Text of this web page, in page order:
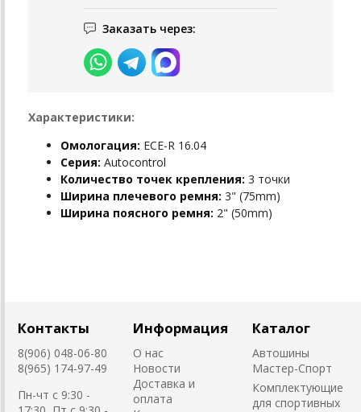
Заказать через:
Характеристики:
Омологация: ECE-R 16.04
Серия: Autocontrol
Количество точек крепления: 3 точки
Ширина плечевого ремня: 3" (75mm)
Ширина поясного ремня: 2" (50mm)
Контакты
8(906) 048-06-80
8(965) 174-97-49
Пн-чт с 9:30 -
Информация
О нас
Новости
Доставка и
оплата
Каталог
Автошины
Мастер-Спорт
Комплектующие
для спортивных